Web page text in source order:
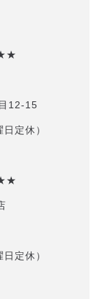
12-15
定休）
定休）